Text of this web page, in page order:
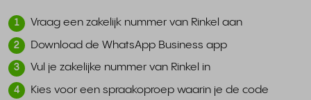
1 Vraag een zakelijk nummer van Rinkel aan
2 Download de WhatsApp Business app
3 Vul je zakelijke nummer van Rinkel in
4
Kies voor een spraakoproep waarin je de code